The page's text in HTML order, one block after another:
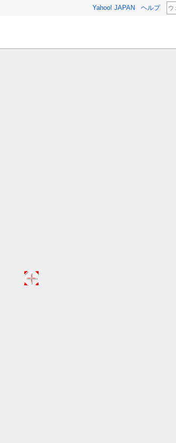
Yahoo! JAPAN ヘルプ